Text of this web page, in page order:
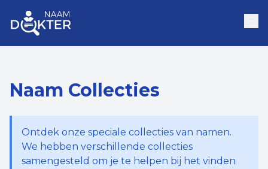
Naam Collecties
Ontdek onze speciale collecties van namen.
We hebben verschillende collecties
samengesteld om je te helpen bij het vinden